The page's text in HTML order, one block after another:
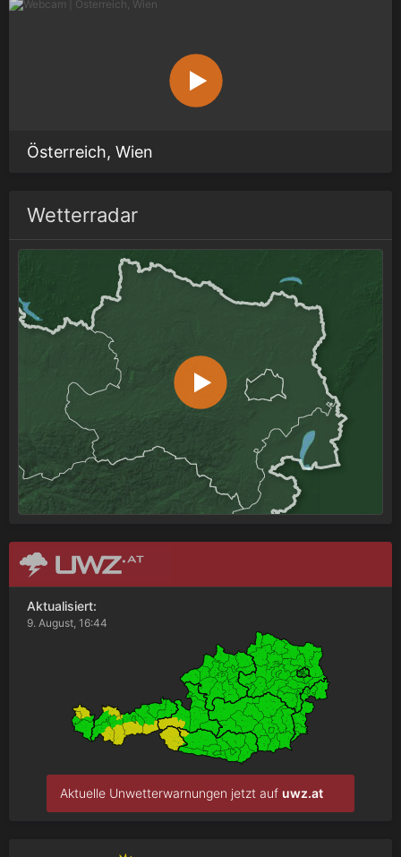
Österreich, Wien
Wetterradar
Aktualisiert:
9. August, 16:44
Aktuelle Unwetterwarnungen jetzt auf uwz.at